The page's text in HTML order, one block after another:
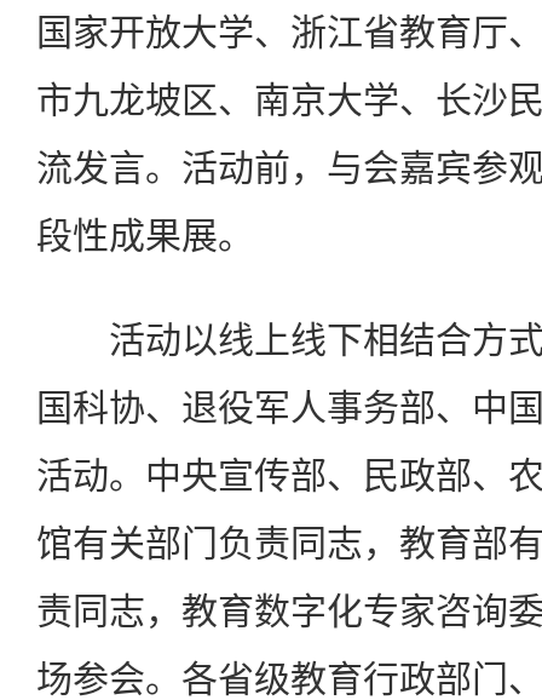
国家开放大学、浙江省教育厅
市九龙坡区、南京大学、长沙
流发言。活动前，与会嘉宾参
段性成果展。
活动以线上线下相结合方式
国科协、退役军人事务部、中
活动。中央宣传部、民政部、
馆有关部门负责同志，教育部
责同志，教育数字化专家咨询
场参会。各省级教育行政部门